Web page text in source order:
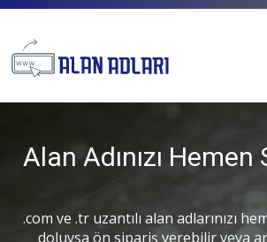
Alan Adınızı Hemen
.com ve .tr uzantılı alan adlarınızı
doluysa ön sipariş verebilir veya